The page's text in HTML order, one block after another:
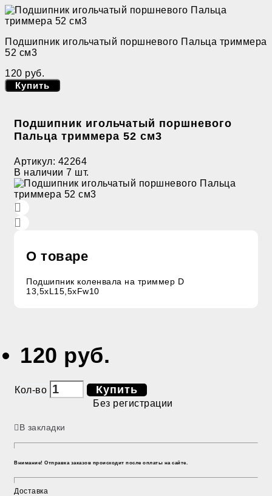
Подшипник игольчатый поршневого Пальца триммера
52 см3
120 руб.
Купить
Подшипник игольчатый поршневого
Пальца триммера 52 см3
Артикул: 42264
В наличии 7 шт.
О товаре
Подшипник коленвала на триммер D
13,5xL15,5xFw10
120 руб.
Кол-во Купить
Без регистрации
В закладки
Внимание! Отправка заказов происходит после оплаты на сайте.
Доставка